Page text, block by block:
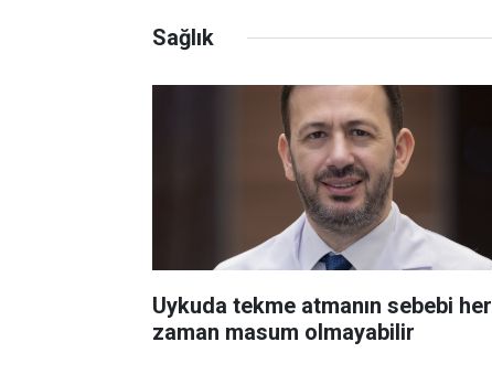
Sağlık
Uykuda tekme atmanın sebebi her
zaman masum olmayabilir